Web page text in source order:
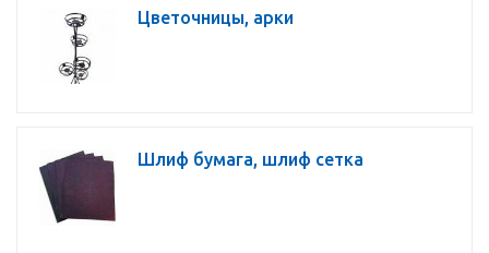
Цветочницы, арки
Шлиф бумага, шлиф сетка